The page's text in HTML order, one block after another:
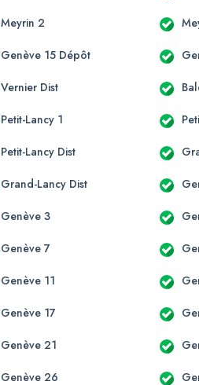
Meyrin 2
Genève 15 Dépôt
Vernier Dist
Petit-Lancy 1
Petit-Lancy Dist
Grand-Lancy Dist
Genève 3
Genève 7
Genève 11
Genève 17
Genève 21
Genève 26